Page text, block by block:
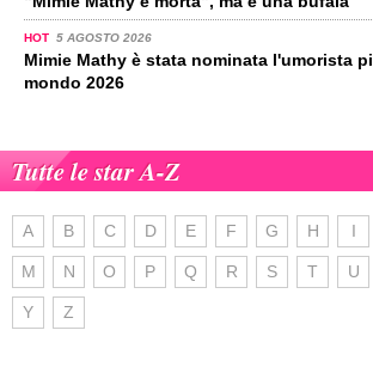
HOT 5 AGOSTO 2026
Mimie Mathy è stata nominata l'umorista
mondo 2026
Tutte le star A-Z
A B C D E F G H I
M N O P Q R S T U
Y Z